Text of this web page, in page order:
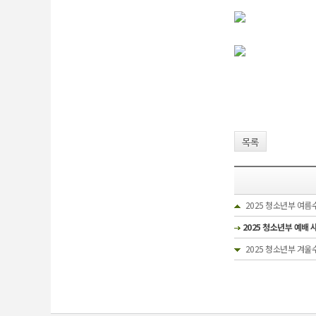
목록
2025 청소년부 여름
2025 청소년부 예배
2025 청소년부 겨울